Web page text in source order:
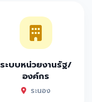
ระบบหน่วยงานรัฐ/
องค์กร
ระนอง